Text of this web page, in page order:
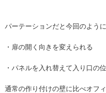
パーテーションだと今回のように
・扉の開く向きを変えられる
・パネルを入れ替えて入り口
通常の作り付けの壁に比べオフ